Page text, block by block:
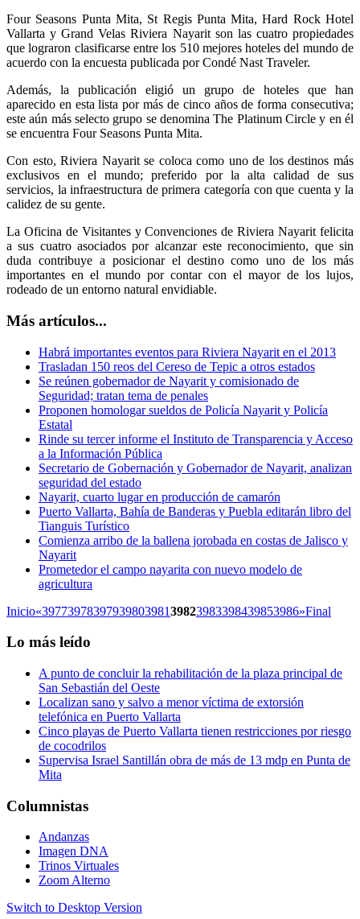
Four Seasons Punta Mita, St Regis Punta Mita, Hard Rock Hotel
Vallarta y Grand Velas Riviera Nayarit son las cuatro propiedades
que lograron clasificarse entre los 510 mejores hoteles del mundo de
acuerdo con la encuesta publicada por Condé Nast Traveler.
Además, la publicación eligió un grupo de hoteles que han
aparecido en esta lista por más de cinco años de forma consecutiva;
este aún más selecto grupo se denomina The Platinum Circle y en él
se encuentra Four Seasons Punta Mita.
Con esto, Riviera Nayarit se coloca como uno de los destinos más
exclusivos en el mundo; preferido por la alta calidad de sus
servicios, la infraestructura de primera categoría con que cuenta y la
calidez de su gente.
La Oficina de Visitantes y Convenciones de Riviera Nayarit felicita
a sus cuatro asociados por alcanzar este reconocimiento, que sin
duda contribuye a posicionar el destino como uno de los más
importantes en el mundo por contar con el mayor de los lujos,
rodeado de un entorno natural envidiable.
Más artículos...
Habrá importantes eventos para Riviera Nayarit en el 2013
Trasladan 150 reos del Cereso de Tepic a otros estados
Se reúnen gobernador de Nayarit y comisionado de
Seguridad; tratan tema de penales
Proponen homologar sueldos de Policía Nayarit y Policía
Estatal
Rinde su tercer informe el Instituto de Transparencia y Acceso
a la Información Pública
Secretario de Gobernación y Gobernador de Nayarit, analizan
seguridad del estado
Nayarit, cuarto lugar en producción de camarón
Puerto Vallarta, Bahía de Banderas y Puebla editarán libro del
Tianguis Turístico
Comienza arribo de la ballena jorobada en costas de Jalisco y
Nayarit
Prometedor el campo nayarita con nuevo modelo de
agricultura
Inicio«3977397839793980398139823983398439853986»Final
Lo más leído
A punto de concluir la rehabilitación de la plaza principal de
San Sebastián del Oeste
Localizan sano y salvo a menor víctima de extorsión
telefónica en Puerto Vallarta
Cinco playas de Puerto Vallarta tienen restricciones por riesgo
de cocodrilos
Supervisa Israel Santillán obra de más de 13 mdp en Punta de
Mita
Columnistas
Andanzas
Imagen DNA
Trinos Virtuales
Zoom Alterno
Switch to Desktop Version